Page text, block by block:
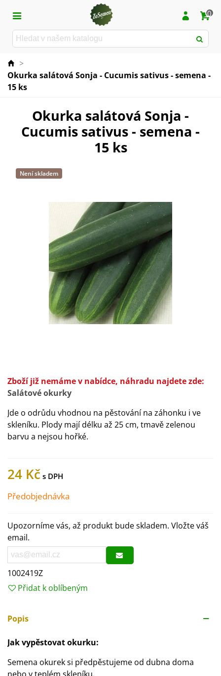
0
>
Okurka salátová Sonja - Cucumis sativus - semena -
15 ks
Okurka salátová Sonja -
Cucumis sativus - semena -
15 ks
Není skladem
Zboží již nemáme v nabídce, náhradu najdete zde:
Salátové okurky
Jde o odrůdu vhodnou na pěstování na záhonku i ve
skleníku. Plody mají délku až 25 cm, tmavě zelenou
barvu a nejsou hořké.
24 Kč
Předobjednávka
Upozorníme vás, až produkt bude skladem. Vložte váš
email.
1002419Z
Přidat k oblíbeným
Popis
Jak vypěstovat okurku:
Semena okurek si předpěstujeme od dubna doma